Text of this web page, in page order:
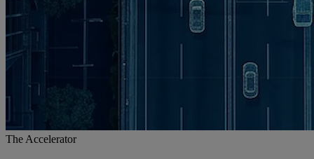
The Accelerator